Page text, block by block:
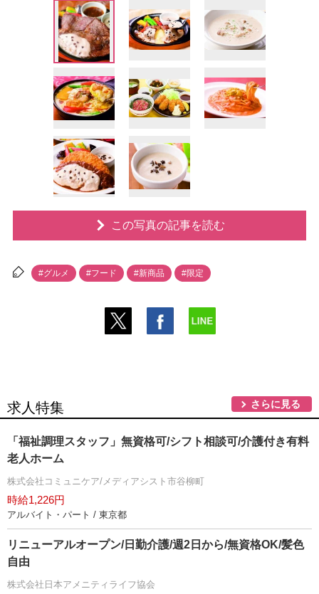
この写真の記事を読む
#グルメ #フード #新商品 #限定
求人特集 さらに見る
「福祉調理スタッフ」無資格可/シフト相談可/介護付き有料
老人ホーム
株式会社コミュニケア/メディアシスト市谷柳町
時給1,226円
アルバイト・パート / 東京都
リニューアルオープン/日勤介護/週2日から/無資格OK/髪色
自由
株式会社日本アメニティライフ協会